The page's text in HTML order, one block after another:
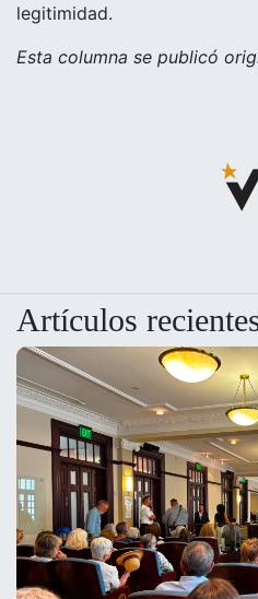
legitimidad.
Esta columna se publicó
Artículos